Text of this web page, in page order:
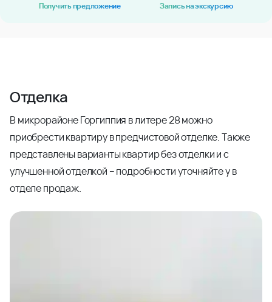
Получить предложение Запись на экскурсию
Отделка
В микрорайоне Горгиппия в литере 28 можно
приобрести квартиру в предчистовой отделке. Также
представлены варианты квартир без отделки и с
улучшенной отделкой – подробности уточняйте у в
отделе продаж.